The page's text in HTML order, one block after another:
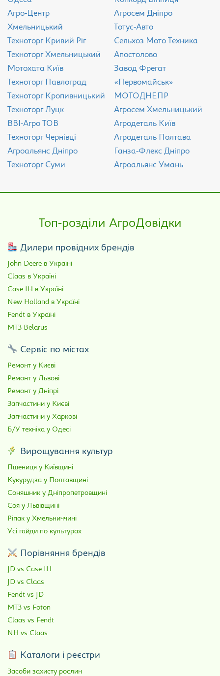
Агро-Центр
Хмельницький
Техноторг Кривий Ріг
Техноторг Хмельницький
Мотохата Київ
Техноторг Павлоград
Техноторг Кропивницький
Техноторг Луцк
ВВІ-Агро ТОВ
Техноторг Чернівці
Агроальянс Дніпро
Техноторг Суми
Агросем Дніпро
Тотус-Авто
Сельхоз Мото Техника
Апостолово
Завод Фрегат
«Первомайськ»
МОТОДНЕПР
Агросем Хмельницький
Агродеталь Київ
Агродеталь Полтава
Ганза-Флекс Дніпро
Агроальянс Умань
Топ-розділи АгроДовідки
Дилери провідних брендів
John Deere в Україні
Claas в Україні
Case IH в Україні
New Holland в Україні
Fendt в Україні
МТЗ Belarus
Сервіс по містах
Ремонт у Києві
Ремонт у Львові
Ремонт у Дніпрі
Запчастини у Києві
Запчастини у Харкові
Б/У техніка у Одесі
Вирощування культур
Пшениця у Київщині
Кукурудза у Полтавщині
Соняшник у Дніпропетровщині
Соя у Львівщині
Ріпак у Хмельниччині
Усі гайди по культурах
Порівняння брендів
JD vs Case IH
JD vs Claas
Fendt vs JD
МТЗ vs Foton
Claas vs Fendt
NH vs Claas
Каталоги і реєстри
Засоби захисту рослин